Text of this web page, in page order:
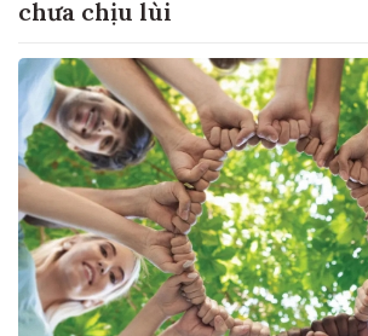
chưa chịu lùi